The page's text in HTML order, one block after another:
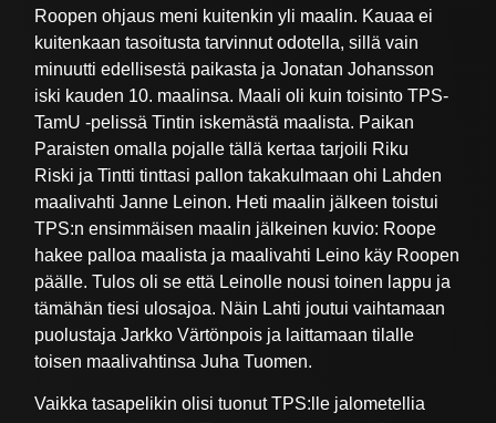
Roopen ohjaus meni kuitenkin yli maalin. Kauaa ei
kuitenkaan tasoitusta tarvinnut odotella, sillä vain
minuutti edellisestä paikasta ja Jonatan Johansson
iski kauden 10. maalinsa. Maali oli kuin toisinto TPS-
TamU -pelissä Tintin iskemästä maalista. Paikan
Paraisten omalla pojalle tällä kertaa tarjoili Riku
Riski ja Tintti tinttasi pallon takakulmaan ohi Lahden
maalivahti Janne Leinon. Heti maalin jälkeen toistui
TPS:n ensimmäisen maalin jälkeinen kuvio: Roope
hakee palloa maalista ja maalivahti Leino käy Roopen
päälle. Tulos oli se että Leinolle nousi toinen lappu ja
tämähän tiesi ulosajoa. Näin Lahti joutui vaihtamaan
puolustaja Jarkko Värtönpois ja laittamaan tilalle
toisen maalivahtinsa Juha Tuomen.
Vaikka tasapelikin olisi tuonut TPS:lle jalometellia